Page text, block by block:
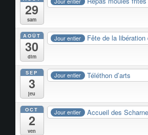
29
sam
AOÛT
30
dim
Jour entier Fête de la
SEP
3
jeu
Jour entier Téléthon d’arts
OCT
2
ven
Jour entier Accueil des